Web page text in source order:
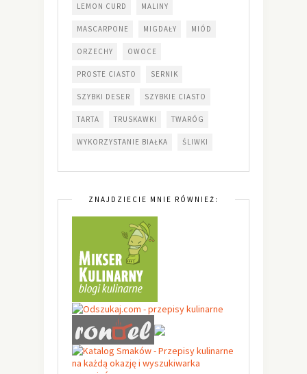
LEMON CURD MALINY
MASCARPONE MIGDAŁY MIÓD
ORZECHY OWOCE
PROSTE CIASTO SERNIK
SZYBKI DESER SZYBKIE CIASTO
TARTA TRUSKAWKI TWARÓG
WYKORZYSTANIE BIAŁKA ŚLIWKI
ZNAJDZIECIE MNIE RÓWNIEŻ: